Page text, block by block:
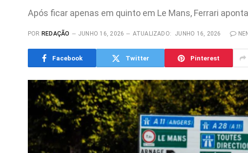
Após ficar apenas em quinto em Le Mans, Ferrari
POR REDAÇÃO JUNHO 16, 2026 ATUALIZADO: JUNHO 16, 2026
Facebook Twitter Pinterest